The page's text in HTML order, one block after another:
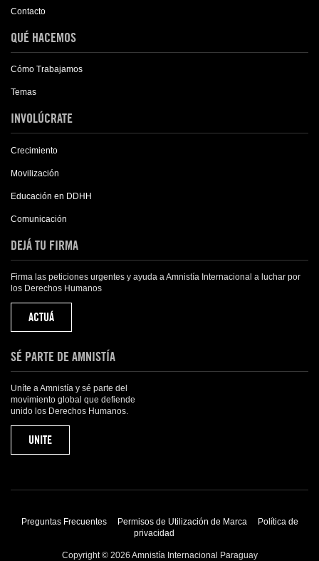
Contacto
QUÉ HACEMOS
Cómo Trabajamos
Temas
INVOLÚCRATE
Crecimiento
Movilización
Educación en DDHH
Comunicación
DEJÁ TU FIRMA
Firma las peticiones urgentes y ayuda a Amnistía Internacional a luchar por
los Derechos Humanos
ACTUÁ
SÉ PARTE DE AMNISTÍA
Uníte a Amnistía y sé parte del
movimiento global que defiende
unido los Derechos Humanos.
UNITE
Preguntas Frecuentes Permisos de Utilización de Marca
Política de
privacidad
Copyright © 2026 Amnistía Internacional Paraguay